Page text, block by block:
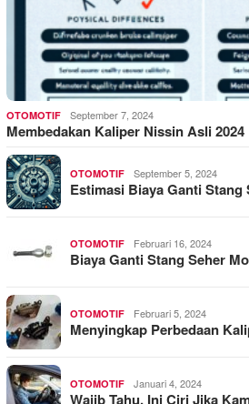
OTOMOTIF September 7, 2024
Membedakan Kaliper Nissin Asli 2024
OTOMOTIF September 5, 2024
Estimasi Biaya Ganti
OTOMOTIF Februari 16, 2024
Biaya Ganti Stang Seher
OTOMOTIF Februari 5, 2024
Menyingkap Perbedaan
OTOMOTIF Januari 4, 2024
Wajib Tahu, Ini Ciri Jika